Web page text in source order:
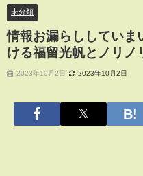
未分類
情報お漏らししていま
ける福留光帆とノリノ
2023年10月2日 2023年10月2日